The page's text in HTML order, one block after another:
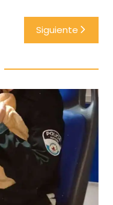
Siguiente